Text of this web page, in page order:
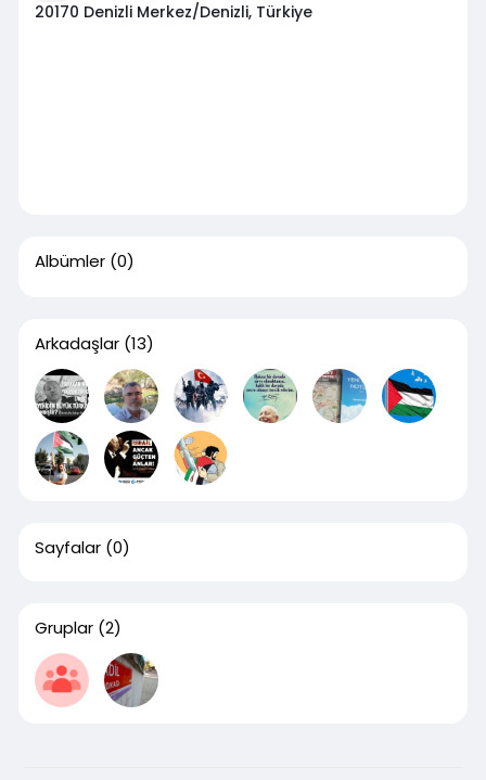
20170 Denizli Merkez/Denizli, Türkiye
Albümler (0)
Arkadaşlar (13)
Sayfalar (0)
Gruplar (2)